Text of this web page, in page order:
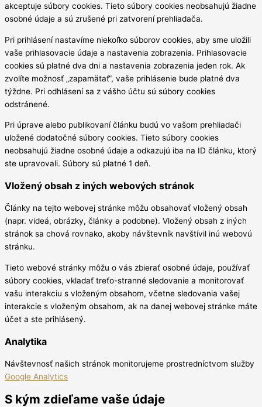
akceptuje súbory cookies. Tieto súbory cookies neobsahujú žiadne
osobné údaje a sú zrušené pri zatvorení prehliadača.
Pri prihlásení nastavíme niekoľko súborov cookies, aby sme uložili
vaše prihlasovacie údaje a nastavenia zobrazenia. Prihlasovacie
cookies sú platné dva dni a nastavenia zobrazenia jeden rok. Ak
zvolíte možnosť „zapamätať“, vaše prihlásenie bude platné dva
týždne. Pri odhlásení sa z vášho účtu sú súbory cookies
odstránené.
Pri úprave alebo publikovaní článku budú vo vašom prehliadači
uložené dodatočné súbory cookies. Tieto súbory cookies
neobsahujú žiadne osobné údaje a odkazujú iba na ID článku, ktorý
ste upravovali. Súbory sú platné 1 deň.
Vložený obsah z iných webových stránok
Články na tejto webovej stránke môžu obsahovať vložený obsah
(napr. videá, obrázky, články a podobne). Vložený obsah z iných
stránok sa chová rovnako, akoby návštevník navštívil inú webovú
stránku.
Tieto webové stránky môžu o vás zbierať osobné údaje, používať
súbory cookies, vkladať treťo-stranné sledovanie a monitorovať
vašu interakciu s vloženým obsahom, včetne sledovania vašej
interakcie s vloženým obsahom, ak na danej webovej stránke máte
účet a ste prihlásený.
Analytika
Návštevnosť našich stránok monitorujeme prostredníctvom služby
Google Analytics
S kým zdieľame vaše údaje